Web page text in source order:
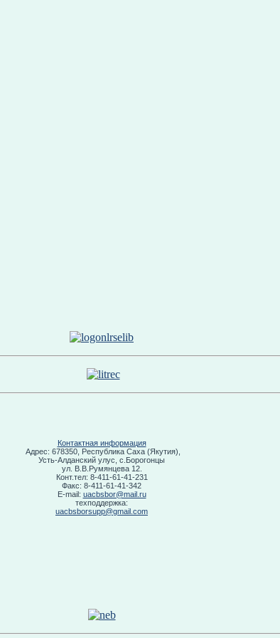
Контактная информация
Адрес: 678350, Республика Саха (Якутия),
Усть-Алданский улус, с.Борогонцы
ул. В.В.Румянцева 12.
Конт.тел: 8-411-61-41-231
Факс: 8-411-61-41-342
E-mail: uacbsbor@mail.ru
техподдержка:
uacbsborsupp@gmail.com